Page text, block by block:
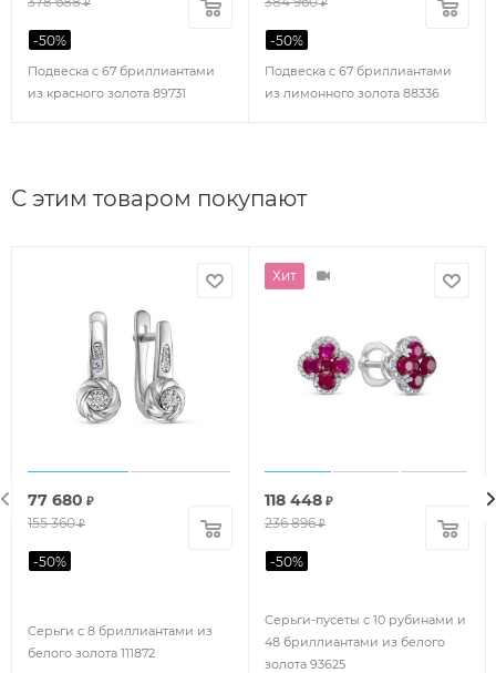
Подвеска с 67 бриллиантами
из красного золота 89731
₽
-50%
Подвеска с 67 бриллиантами
из лимонного золота 88336
₽
-50%
С этим товаром покупают
Серьги с 8 бриллиантами из
белого золота 111872
77 680 ₽
155 360₽
-50%
Хит
Серьги-пусеты с 10 рубинами и
48 бриллиантами из белого
золота 93625
118 448 ₽
236 896₽
-50%